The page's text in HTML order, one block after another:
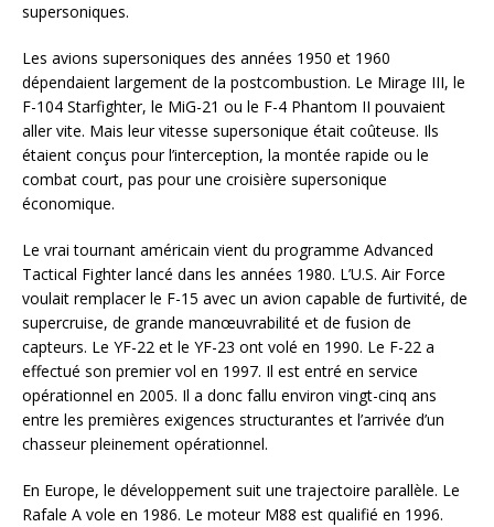
supersoniques.
Les avions supersoniques des années 1950 et 1960
dépendaient largement de la postcombustion. Le Mirage III, le
F-104 Starfighter, le MiG-21 ou le F-4 Phantom II pouvaient
aller vite. Mais leur vitesse supersonique était coûteuse. Ils
étaient conçus pour l’interception, la montée rapide ou le
combat court, pas pour une croisière supersonique
économique.
Le vrai tournant américain vient du programme Advanced
Tactical Fighter lancé dans les années 1980. L’U.S. Air Force
voulait remplacer le F-15 avec un avion capable de furtivité, de
supercruise, de grande manœuvrabilité et de fusion de
capteurs. Le YF-22 et le YF-23 ont volé en 1990. Le F-22 a
effectué son premier vol en 1997. Il est entré en service
opérationnel en 2005. Il a donc fallu environ vingt-cinq ans
entre les premières exigences structurantes et l’arrivée d’un
chasseur pleinement opérationnel.
En Europe, le développement suit une trajectoire parallèle. Le
Rafale A vole en 1986. Le moteur M88 est qualifié en 1996.